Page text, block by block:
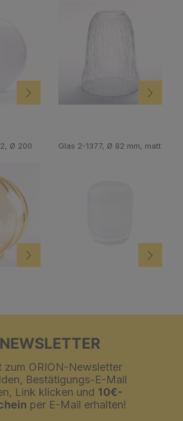
Ø 200
Glas 2-1377, Ø 82 mm, matt
NEWSLETTER
zum ORION-Newsletter
Bestätigungs-E-Mail
Link klicken und 10€-
per E-Mail erhalten!